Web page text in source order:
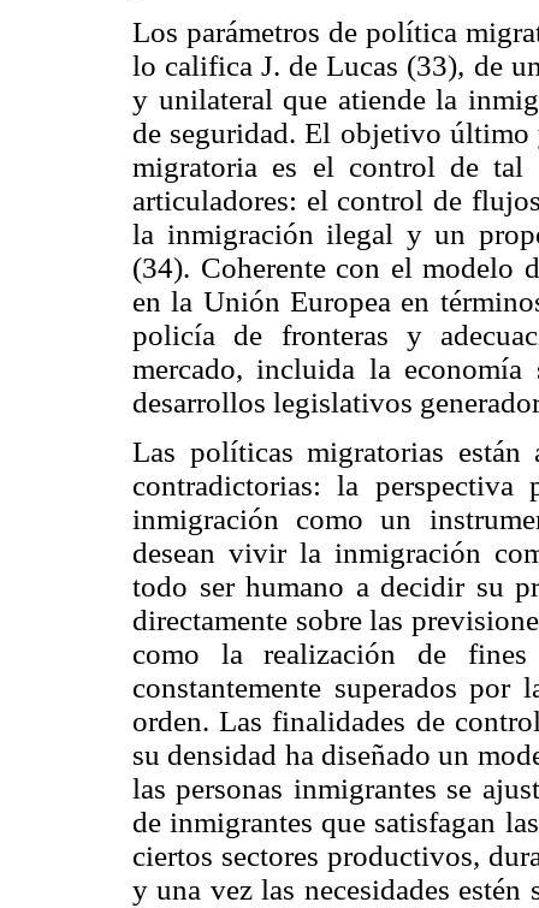
Los parámetros de política
lo califica J. de Lucas (33), de
y unilateral que atiende la
de seguridad. El objetivo
migratoria es el control de tal
articuladores: el control de
la inmigración ilegal y un
(34). Coherente con el modelo
en la Unión Europea en
policía de fronteras y
mercado, incluida la economía
desarrollos legislativos
Las políticas migratorias están
contradictorias: la
inmigración como un
desean vivir la inmigración
todo ser humano a decidir su
directamente sobre las
como la realización de
constantemente superados
orden. Las finalidades de
su densidad ha diseñado un
las personas inmigrantes se
de inmigrantes que satisfagan
ciertos sectores productivos,
y una vez las necesidades